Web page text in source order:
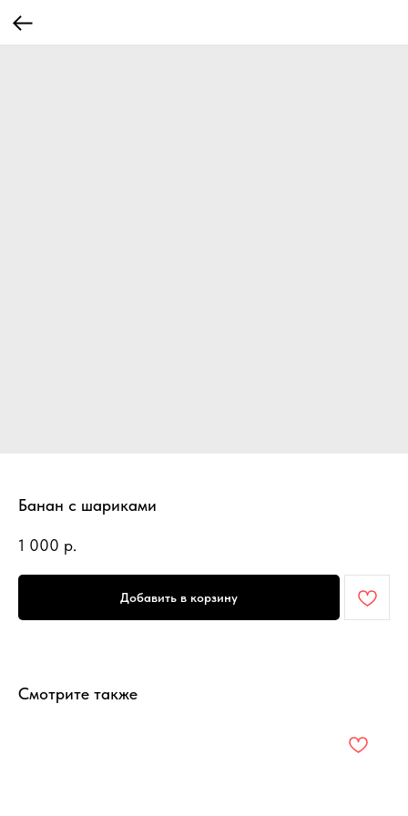
Банан с шариками
1 000 р.
Добавить в корзину
Смотрите также